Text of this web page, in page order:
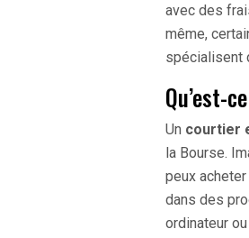
avec des
même,
spécialisent
Qu’est-
Un courtier
la Bourse.
peux
dans des
ordinateur